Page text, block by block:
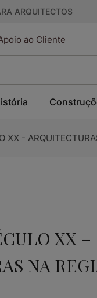
ARQUITECTOS
ao Cliente
XX -
XX –
NA